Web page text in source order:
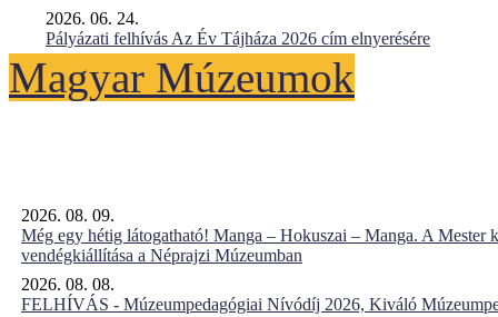
2026. 06. 24.
Pályázati felhívás Az Év Tájháza 2026 cím elnyerésére
Magyar Múzeumok
2026. 08. 09.
Még egy hétig látogatható! Manga – Hokuszai – Manga. A Mester
vendégkiállítása a Néprajzi Múzeumban
2026. 08. 08.
FELHÍVÁS - Múzeumpedagógiai Nívódíj 2026, Kiváló